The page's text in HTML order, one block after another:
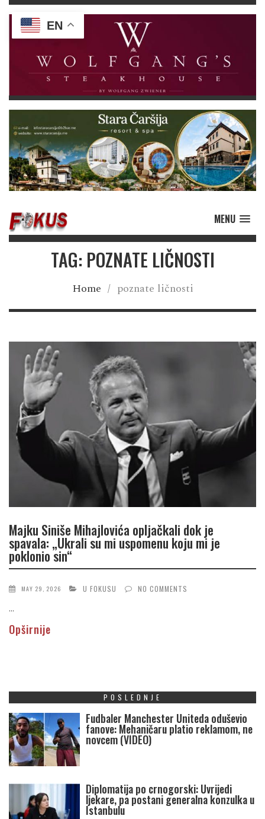
MENU
TAG: POZNATE LIČNOSTI
Home / poznate ličnosti
Majku Siniše Mihajlovića opljačkali dok je
spavala: „Ukrali su mi uspomenu koju mi je
poklonio sin“
MAY 29, 2026 U FOKUSU NO COMMENTS
...
Opširnije
POSLEDNJE
Fudbaler Manchester Uniteda oduševio
fanove: Mehaničaru platio reklamom, ne
novcem (VIDEO)
Diplomatija po crnogorski: Uvrijedi
ljekare, pa postani generalna konzulka u
Istanbulu
EN